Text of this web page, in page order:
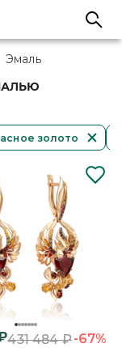
Эмаль
золото
431 484₽-67%